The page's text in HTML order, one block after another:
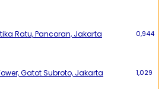
Ratu, Pancoran, Jakarta
0,944
Gatot Subroto, Jakarta
1,029